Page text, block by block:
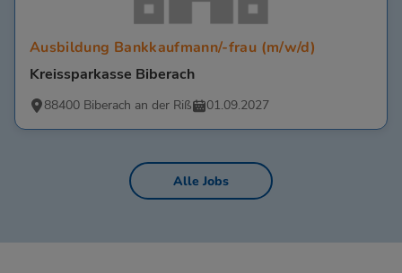
Ausbildung Bankkaufmann/-frau (m/w/d)
Kreissparkasse Biberach
88400 Biberach an der Riß 01.09.2027
Alle Jobs